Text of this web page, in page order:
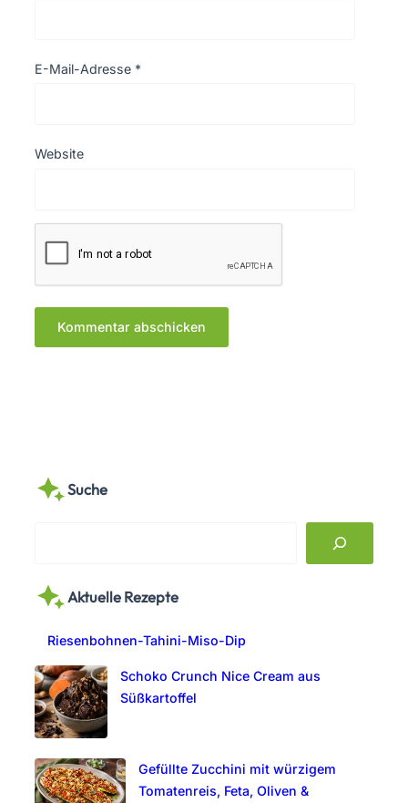
E-Mail-Adresse *
Website
Suche
r
Aktuelle Rezepte
Riesenbohnen-Tahini-Miso-Dip
Schoko Crunch Nice Cream aus
Süßkartoffel
Gefüllte Zucchini mit würzigem
Tomatenreis, Feta, Oliven &